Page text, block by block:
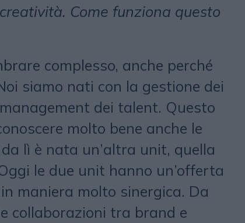
Come funziona questo
complesso, anche perché
siamo nati con la gestione dei
dei talent. Questo
molto bene anche le
lì è nata un’altra unit, quella
le due unit hanno un’offerta
maniera molto sinergica. Da
collaborazioni tra brand e